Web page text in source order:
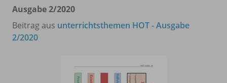
Ausgabe 2/2020
Beitrag aus unterrichtsthemen HOT - Ausgabe
2/2020